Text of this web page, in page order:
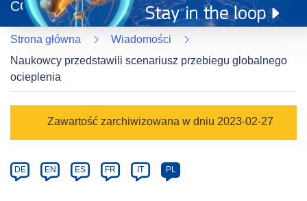
się
w
nowym
oknie)
CORDIS
Strona główna
Wiadomości
Naukowcy przedstawili scenariusz przebiegu globalnego
ocieplenia
Category
Zawartość zarchiwizowana w dniu 2023-02-27
Article
available
DE EN ES FR IT PL